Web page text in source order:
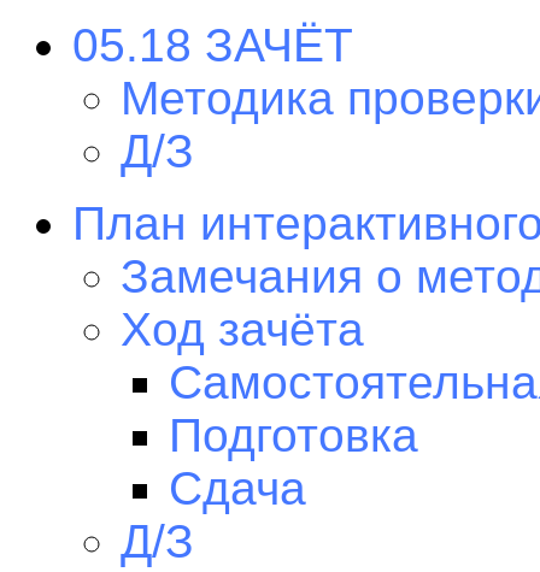
05.18 ЗАЧЁТ
Методика
Д/З
План
Замечания о
Ход зачёта
Подготовка
Сдача
Д/З